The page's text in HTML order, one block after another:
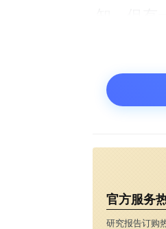
以帮助我
研究人
学平台
或者正
助我们发
官方服务
研究报告订购